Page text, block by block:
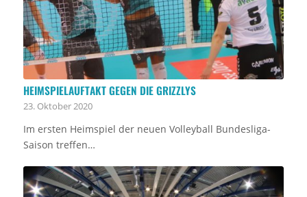
HEIMSPIELAUFTAKT GEGEN DIE GRIZZLYS
23. Oktober 2020
Im ersten Heimspiel der neuen Volleyball Bundesliga-
Saison treffen…